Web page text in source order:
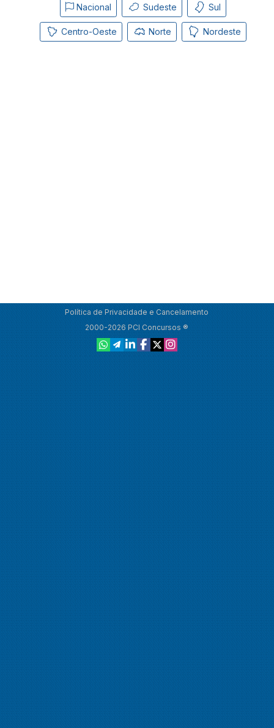
Nacional Sudeste Sul
Centro-Oeste Norte Nordeste
Política de Privacidade e Cancelamento
2000-2026 PCI Concursos ®